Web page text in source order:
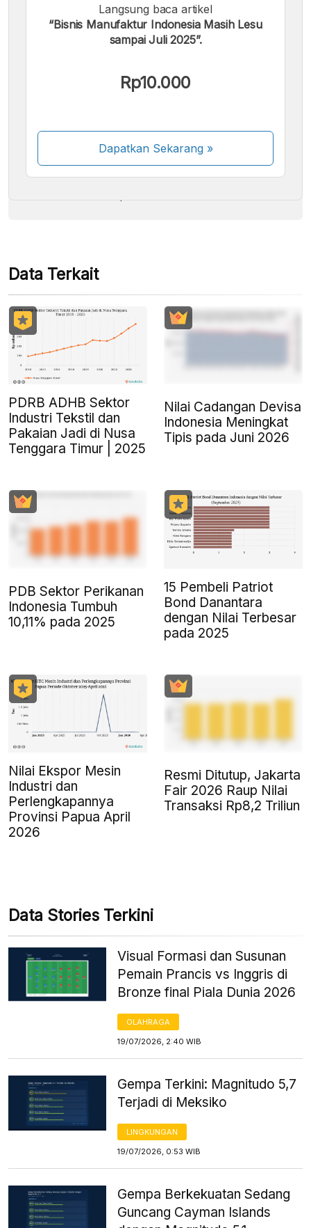
Langsung baca artikel
“Bisnis Manufaktur Indonesia Masih Lesu
sampai Juli 2025”.
Rp10.000
Dapatkan Sekarang»
Kami menerima pembayaran berikut:
Beberapa metode pembayaran masih dalam
Data Terkait
PDRB ADHB Sektor
Industri Tekstil dan
Pakaian Jadi di Nusa
Tenggara Timur | 2025
Nilai Cadangan Devisa
Indonesia Meningkat
Tipis pada Juni 2026
PDB Sektor Perikanan
Indonesia Tumbuh
10,11% pada 2025
15 Pembeli Patriot
Bond Danantara
dengan Nilai Terbesar
pada 2025
Nilai Ekspor Mesin
Industri dan
Perlengkapannya
Provinsi Papua April
2026
Resmi Ditutup, Jakarta
Fair 2026 Raup Nilai
Transaksi Rp8,2 Triliun
Data Stories Terkini
Visual Formasi dan Susunan
Pemain Prancis vs Inggris di
Bronze final Piala Dunia 2026
OLAHRAGA
19/07/2026, 2:40 WIB
Gempa Terkini: Magnitudo 5,7
Terjadi di Meksiko
LINGKUNGAN
19/07/2026, 0:53 WIB
Gempa Berkekuatan Sedang
Guncang Cayman Islands